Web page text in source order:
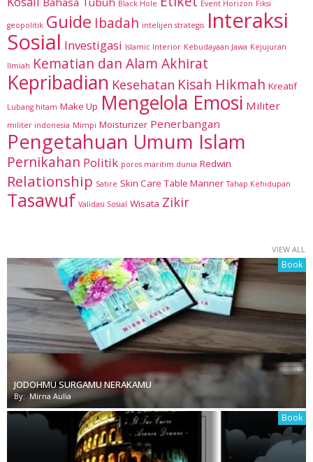
Black Hole Event Horizon Fiksi
geopolitik Guide Ibadah intelijen strategis Interaksi
Sosial Investigasi Islamic Interior Kebudayaan Jawa Kejujuran
Ilmiah Kematian dan Alam Akhirat
Kepribadian Kesehatan Kisah Hikmah Kreatif
Lubang hitam Make Up Mengelola Emosi Militer
militer indonesia Mimpi Moisturizer Penerbangan
Pengetahuan Umum Islam
Pernikahan Politik poros maritim dunia Redwin
Relationship Satire Skin Care Table Manner Tahap Kehidupan
Tasawuf Validasi Sosial Wisata Zikir
VIEW ALL
Book
JODOHMU SURGAMU NERAKAMU
By: Mirna Aulia
Book